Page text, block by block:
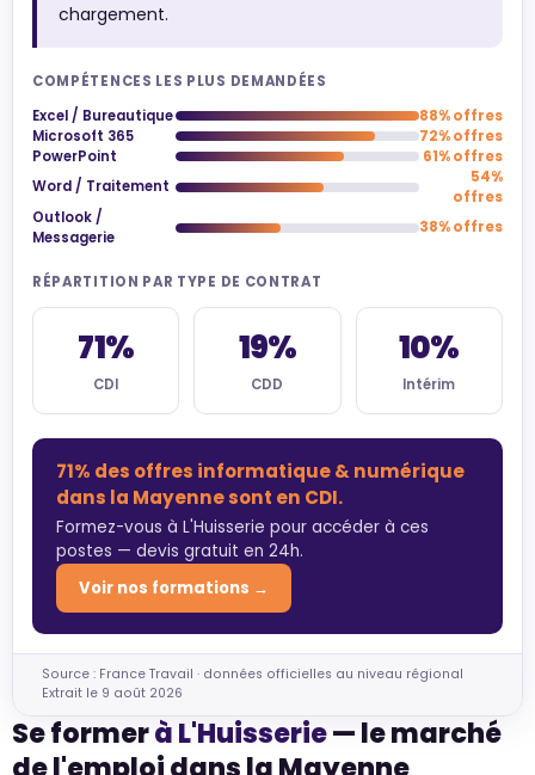
chargement.
COMPÉTENCES LES PLUS DEMANDÉES
Excel / Bureautique
88% offres
Microsoft 365
72% offres
PowerPoint
61% offres
Word / Traitement
54%
offres
Outlook /
Messagerie
38% offres
RÉPARTITION PAR TYPE DE CONTRAT
71%
CDI
19%
CDD
10%
Intérim
71% des offres informatique & numérique
dans la Mayenne sont en CDI.
Formez-vous à L'Huisserie pour accéder à ces
postes — devis gratuit en 24h.
Voir nos formations →
Source : France Travail · données officielles au niveau régional
Extrait le 9 août 2026
Se formerà L'Huisserie— le marché